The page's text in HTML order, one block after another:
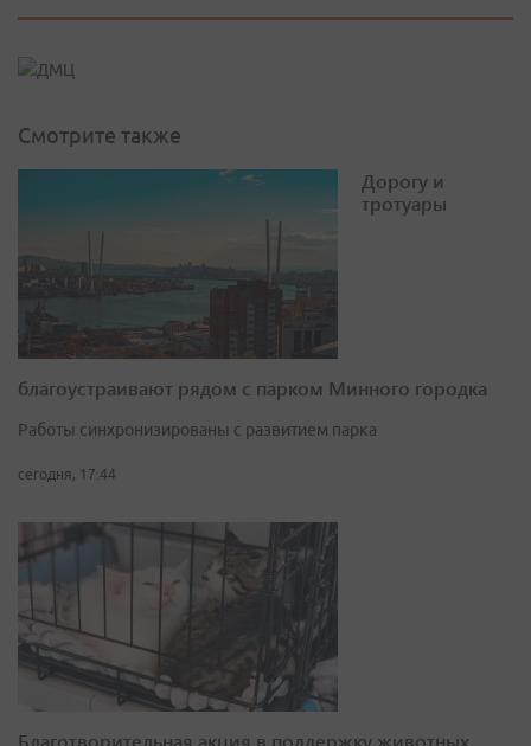
Смотрите также
Дорогу и
тротуары
благоустраивают рядом с парком Минного городка
Работы синхронизированы с развитием парка
сегодня, 17:44